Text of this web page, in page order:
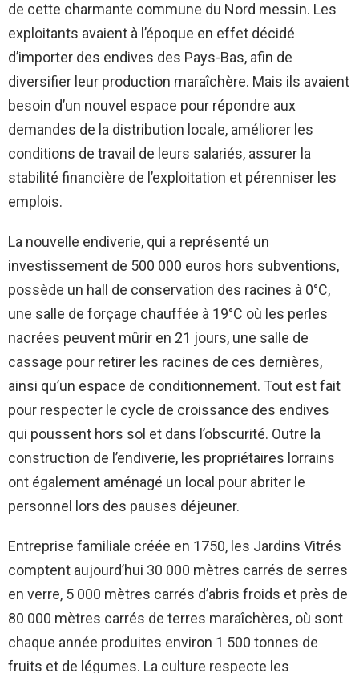
de cette charmante commune du Nord messin. Les
exploitants avaient à l’époque en effet décidé
d’importer des endives des Pays-Bas, afin de
diversifier leur production maraîchère. Mais ils avaient
besoin d’un nouvel espace pour répondre aux
demandes de la distribution locale, améliorer les
conditions de travail de leurs salariés, assurer la
stabilité financière de l’exploitation et pérenniser les
emplois.
La nouvelle endiverie, qui a représenté un
investissement de 500 000 euros hors subventions,
possède un hall de conservation des racines à 0°C,
une salle de forçage chauffée à 19°C où les perles
nacrées peuvent mûrir en 21 jours, une salle de
cassage pour retirer les racines de ces dernières,
ainsi qu’un espace de conditionnement. Tout est fait
pour respecter le cycle de croissance des endives
qui poussent hors sol et dans l’obscurité. Outre la
construction de l’endiverie, les propriétaires lorrains
ont également aménagé un local pour abriter le
personnel lors des pauses déjeuner.
Entreprise familiale créée en 1750, les Jardins Vitrés
comptent aujourd’hui 30 000 mètres carrés de serres
en verre, 5 000 mètres carrés d’abris froids et près de
80 000 mètres carrés de terres maraîchères, où sont
chaque année produites environ 1 500 tonnes de
fruits et de légumes. La culture respecte les